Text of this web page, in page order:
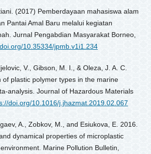
(2017) Pemberdayaan mahasiswa alam
Pantai Amal Baru melalui kegiatan
Jurnal Pengabdian Masyarakat Borneo,
10.35334/jpmb.v1i1.234
V., Gibson, M. I., & Oleza, J. A. C.
of plastic polymer types in the marine
analysis. Journal of Hazardous Materials
doi.org/10.1016/j.jhazmat.2019.02.067
A., Zobkov, M., and Esiukova, E. 2016.
dynamical properties of microplastic
Marine Pollution Bulletin,